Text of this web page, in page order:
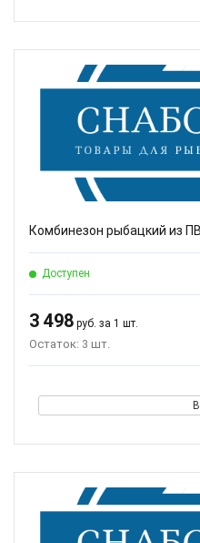
Комбинезон рыбацкий из
Доступен
3 498 руб. за 1 шт.
Остаток: 3 шт.